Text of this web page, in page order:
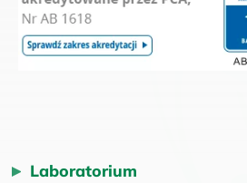
Laboratorium